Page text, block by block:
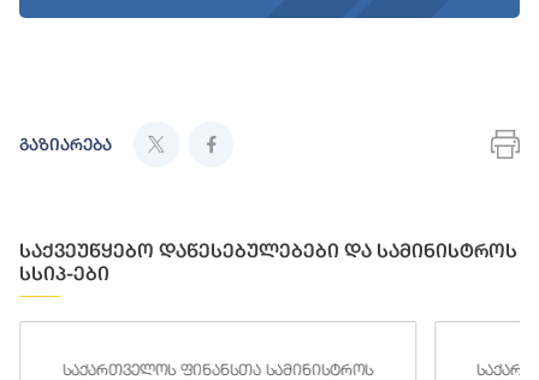
გაზიარება
საქვეუწყებო დაწესებულებები და სამინისტროს
სსიპ-ები
საქართველოს ფინანსთა სამინისტროს